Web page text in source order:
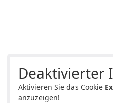
Deaktivierter
Aktivieren Sie das Cookie
anzuzeigen!